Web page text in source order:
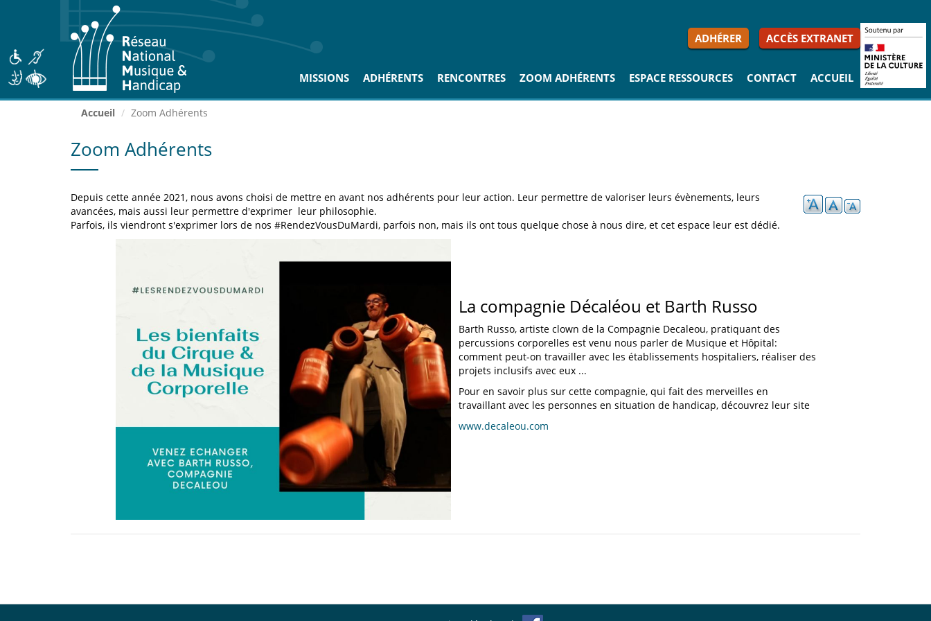
principal
MISSIONS ADHÉRENTS RENCONTRES ZOOM ADHÉRENTS ESPACE RESSOURCES CONTACT ACCUEIL
ADHÉRER ACCÈS EXTRANET
Accueil Zoom Adhérents
Zoom Adhérents
Depuis cette année 2021, nous avons choisi de mettre en avant nos adhérents pour leur action. Leur permettre de valoriser leurs évènements, leurs
avancées, mais aussi leur permettre d'exprimer leur philosophie.
Parfois, ils viendront s'exprimer lors de nos #RendezVousDuMardi, parfois non, mais ils ont tous quelque chose à nous dire, et cet espace leur est dédié.
La compagnie Décaléou et Barth Russo
Barth Russo, artiste clown de la Compagnie Decaleou, pratiquant des
percussions corporelles est venu nous parler de Musique et Hôpital:
comment peut-on travailler avec les établissements hospitaliers, réaliser des
projets inclusifs avec eux ...
Pour en savoir plus sur cette compagnie, qui fait des merveilles en
travaillant avec les personnes en situation de handicap, découvrez leur site
www.decaleou.com